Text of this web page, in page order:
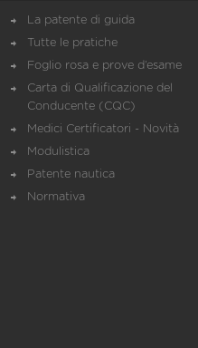
La patente di guida
Tutte le pratiche
Foglio rosa e prove d’esame
Carta di Qualificazione del
Conducente (CQC)
Medici Certificatori - Novità
Modulistica
Patente nautica
Normativa